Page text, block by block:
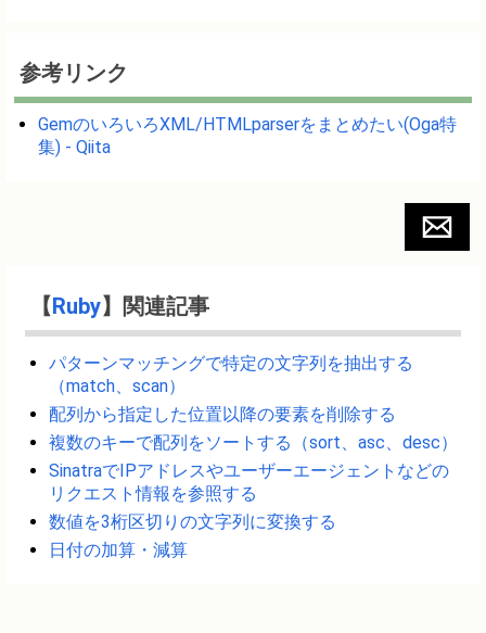
参考リンク
GemのいろいろXML/HTMLparserをまとめたい(Oga特
集) - Qiita
【Ruby】関連記事
パターンマッチングで特定の文字列を抽出する
（match、scan）
配列から指定した位置以降の要素を削除する
複数のキーで配列をソートする（sort、asc、desc）
SinatraでIPアドレスやユーザーエージェントなどの
リクエスト情報を参照する
数値を3桁区切りの文字列に変換する
日付の加算・減算